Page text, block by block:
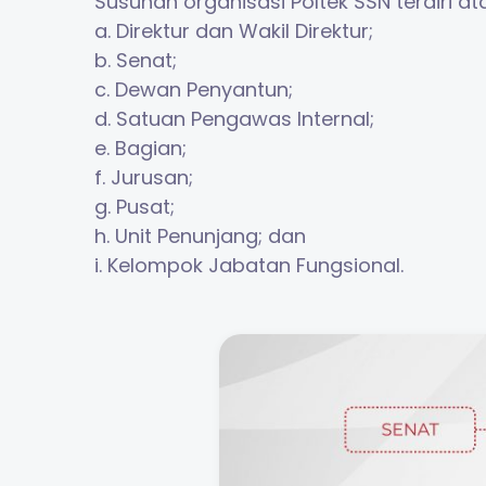
a. Direktur dan Wakil Direktur;
b. Senat;
c. Dewan Penyantun;
d. Satuan Pengawas Internal;
e. Bagian;
f. Jurusan;
g. Pusat;
h. Unit Penunjang; dan
i. Kelompok Jabatan Fungsional.